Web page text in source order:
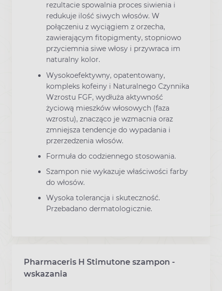
rezultacie spowalnia proces siwienia i
redukuje ilość siwych włosów. W
połączeniu z wyciągiem z orzecha,
zawierającym fitopigmenty, stopniowo
przyciemnia siwe włosy i przywraca im
naturalny kolor.
Wysokoefektywny, opatentowany,
kompleks kofeiny i Naturalnego Czynnika
Wzrostu FGF, wydłuża aktywność
życiową mieszków włosowych (faza
wzrostu), znacząco je wzmacnia oraz
zmniejsza tendencje do wypadania i
przerzedzenia włosów.
Formuła do codziennego stosowania.
Szampon nie wykazuje właściwości farby
do włosów.
Wysoka tolerancja i skuteczność.
Przebadano dermatologicznie.
Pharmaceris H Stimutone szampon -
wskazania